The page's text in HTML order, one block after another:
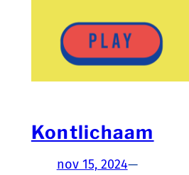
Kontlichaam
nov 15, 2024—